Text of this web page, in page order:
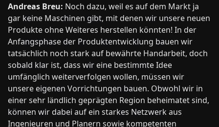
Andreas Breu: Noch dazu, weil es auf dem Markt ja
gar keine Maschinen gibt, mit denen wir unsere neuen
Produkte ohne Weiteres herstellen könnten! In der
Anfangsphase der Produktentwicklung bauen wir
tatsächlich noch stark auf bewährte Handarbeit, doch
sobald klar ist, dass wir eine bestimmte Idee
umfänglich weiterverfolgen wollen, müssen wir
unsere eigenen Vorrichtungen bauen. Obwohl wir in
einer sehr ländlich geprägten Region beheimatet sind,
können wir dabei auf ein starkes Netzwerk aus
Ingenieuren und Planern sowie kompetenten